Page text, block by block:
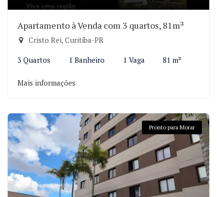
Apartamento à Venda com 3 quartos, 81m²
Cristo Rei, Curitiba-PR
3 Quartos 1 Banheiro 1 Vaga 81 m²
Mais informações
Pronto para Morar